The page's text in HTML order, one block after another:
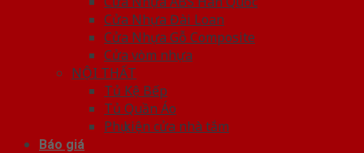
Cửa Nhựa Đài Loan
Cửa Nhựa Gỗ Composite
Cửa vòm nhựa
NỘI THẤT
Tủ Kệ Bếp
Tủ Quần Áo
Phụ kiện cửa nhà tắm
Báo giá